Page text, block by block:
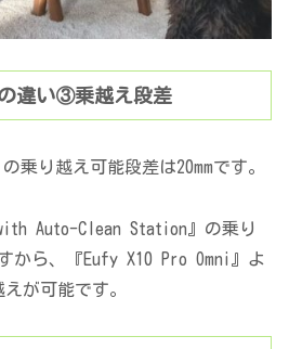
違い③乗越え段差
乗り越え可能段差は20mmです。
Auto-Clean Station』の乗り
から、『Eufy X10 Pro Omni』よ
えが可能です。